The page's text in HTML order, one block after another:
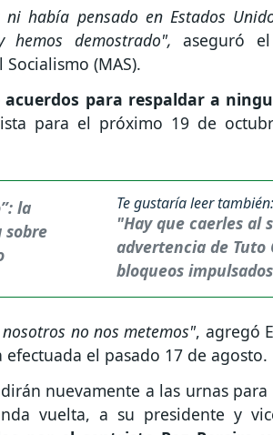
había pensado en Estados
demostrado", aseguró
(MAS).
para respaldar a
para el próximo 19 de
Te gustaría leer también:
"Hay que caerles al
advertencia de Tuto
bloqueos
no nos metemos", agregó
el pasado 17 de agosto.
nuevamente a las urnas
vuelta, a su presidente y